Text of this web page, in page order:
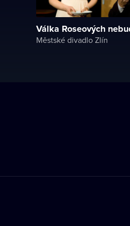
Válka Roseových
Městské divadlo Zlín